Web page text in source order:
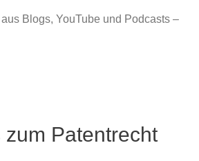
Blogs, YouTube und Podcasts –
Patentrecht